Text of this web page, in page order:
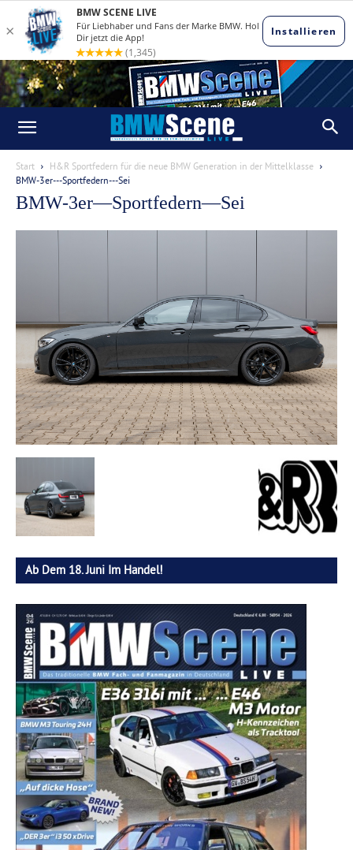
Start
H&R Sportfedern für die neue BMW Generation in der Mittelklasse
BMW-3er---Sportfedern---Sei
BMW-3er—Sportfedern—Sei
Ab Dem 18. Juni Im Handel!